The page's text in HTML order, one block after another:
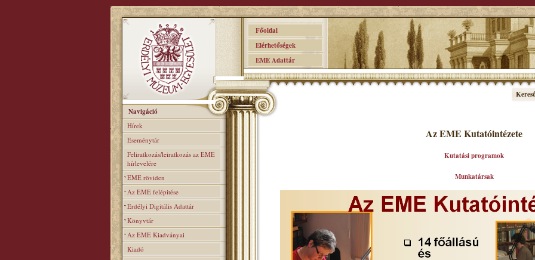
Főoldal
Elérhetőségek
EME Adattár
Navigáció
Hírek
Eseménytár
Feliratkozás/leiratkozás az EME
hírlevelére
EME röviden
Az EME felépitése
Erdélyi Digitális Adattár
Könyvtár
Az EME Kiadványai
Kiadó
Az EME Kutatóintézete
Kutatási programok
Munkatársak